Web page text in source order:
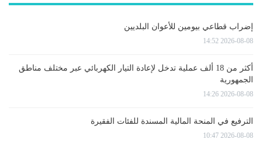
إضراب قطاعي بيومين للأعوان البلديين
2026-08-08 14:52
أكثر من 18 ألف عملية تدخل لإعادة التيار الكهربائي عبر مختلف مناطق
الجمهورية
2026-08-08 14:26
الترفيع في المنحة المالية المسندة للفئات الفقيرة
2026-08-08 10:47